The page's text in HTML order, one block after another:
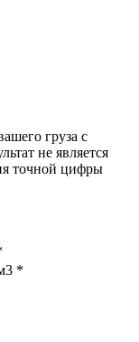
груза с
не является
точной цифры
*